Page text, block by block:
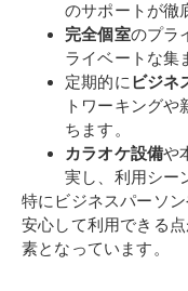
のサポートが徹
完全個室のプラ
ライベートな集
定期的に ビジネ
トワーキング
ちます。
カラオケ設備や
実し、利用シー
特にビジネスパーソ
安心して利用できる
素となっています。